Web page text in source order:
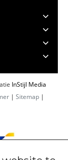
InStijl Media
| Sitemap |